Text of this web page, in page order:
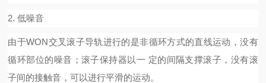
2.低噪音
由于WON交叉滚子导轨进行的是非循环方式的直线运动，没有
循环部位的噪音；滚子保持器以一 定的间隔支撑滚子，没有滚
子间的接触音，可以进行平滑的运动。